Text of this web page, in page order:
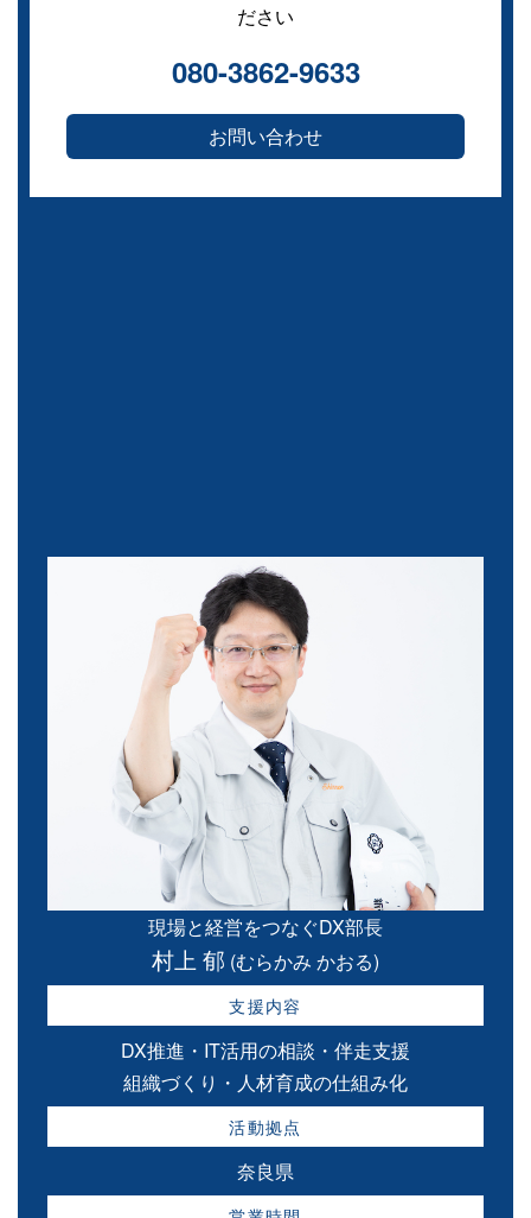
ださい
080-3862-9633
お問い合わせ
現場と経営をつなぐDX部長
村上 郁 (むらかみ かおる)
支援内容
DX推進・IT活用の相談・伴走支援
組織づくり・人材育成の仕組み化
活動拠点
奈良県